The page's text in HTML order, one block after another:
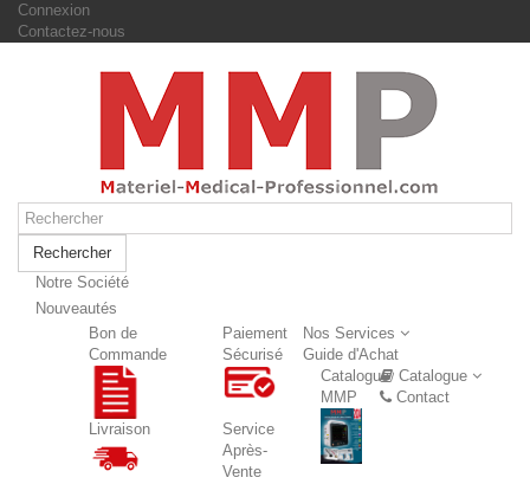
Connexion
Contactez-nous
Rechercher
Notre Société
Nouveautés
Nos Services
Bon de
Commande
Paiement
Sécurisé
Livraison
Service
Après-
Vente
Guide d'Achat
Catalogue
Catalogue
MMP
Contact